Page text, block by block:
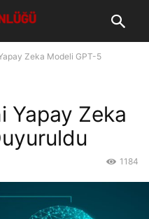
Zeka Modeli GPT-5
Yapay Zeka
1184